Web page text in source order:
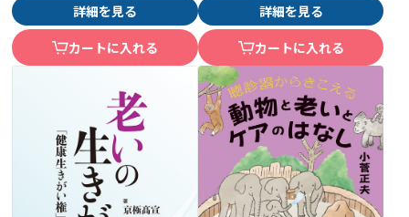
詳細を見る
カートに入れる
詳細を見る
カートに入れる